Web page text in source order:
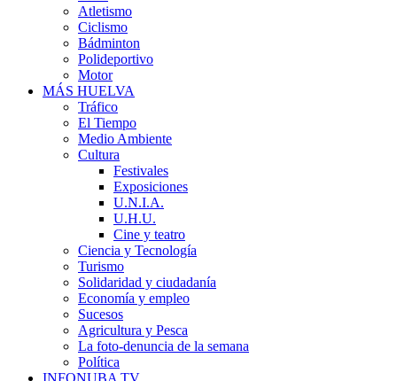
Atletismo
Ciclismo
Bádminton
Polideportivo
Motor
MÁS HUELVA
Tráfico
El Tiempo
Medio Ambiente
Cultura
Festivales
Exposiciones
U.N.I.A.
U.H.U.
Cine y teatro
Ciencia y Tecnología
Turismo
Solidaridad y ciudadanía
Economía y empleo
Sucesos
Agricultura y Pesca
La foto-denuncia de la semana
Política
INFONUBA TV